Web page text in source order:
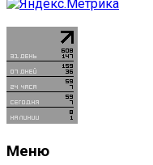
Меню